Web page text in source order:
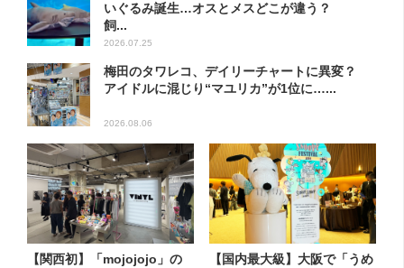
いぐるみ誕生…オスとメスどこが違う？
飼...
2026.07.25
梅田のタワレコ、デイリーチャートに異変？
アイドルに混じり“マユリカ”が1位に…...
2026.08.06
【関西初】「mojojojo」の
【国内最大級】大阪で「うめ